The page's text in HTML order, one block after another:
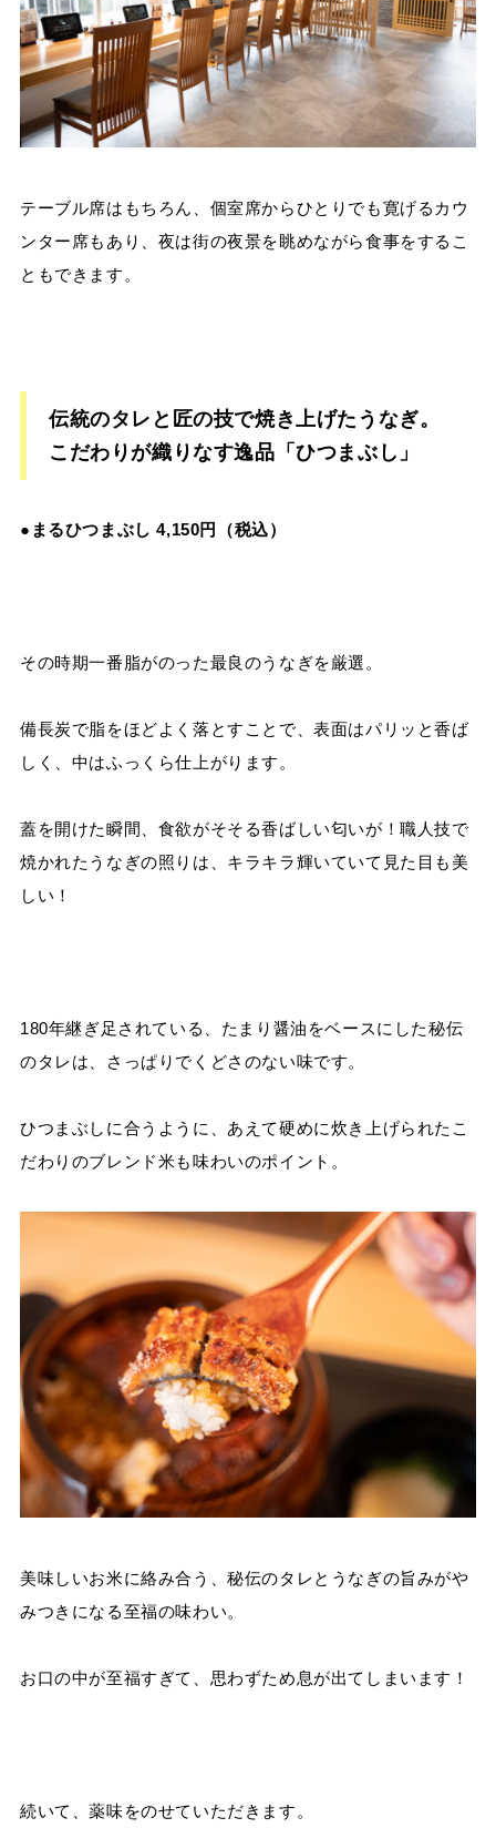
テーブル席はもちろん、個室席からひとりでも寛げるカウ
ンター席もあり、夜は街の夜景を眺めながら食事をするこ
ともできます。
伝統のタレと匠の技で焼き上げたうなぎ。
こだわりが織りなす逸品「ひつまぶし」
● まるひつまぶし 4,150円（税込）
その時期一番脂がのった最良のうなぎを厳選。
備長炭で脂をほどよく落とすことで、表面はパリッと香ば
しく、中はふっくら仕上がります。
蓋を開けた瞬間、食欲がそそる香ばしい匂いが！職人技で
焼かれたうなぎの照りは、キラキラ輝いていて見た目も美
しい！
180年継ぎ足されている、たまり醤油をベースにした秘伝
のタレは、さっぱりでくどさのない味です。
ひつまぶしに合うように、あえて硬めに炊き上げられたこ
だわりのブレンド米も味わいのポイント。
美味しいお米に絡み合う、秘伝のタレとうなぎの旨みがや
みつきになる至福の味わい。
お口の中が至福すぎて、思わずため息が出てしまいます！
続いて、薬味をのせていただきます。